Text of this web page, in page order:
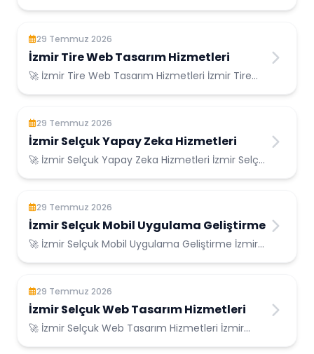
29 Temmuz 2026
İzmir Tire Web Tasarım Hizmetleri
🚀 İzmir Tire Web Tasarım Hizmetleri İzmir Tire
29 Temmuz 2026
İzmir Selçuk Yapay Zeka Hizmetleri
🚀 İzmir Selçuk Yapay Zeka Hizmetleri İzmir Selçuk
29 Temmuz 2026
İzmir Selçuk Mobil Uygulama Geliştirme
🚀 İzmir Selçuk Mobil Uygulama Geliştirme İzmir
29 Temmuz 2026
İzmir Selçuk Web Tasarım Hizmetleri
🚀 İzmir Selçuk Web Tasarım Hizmetleri İzmir